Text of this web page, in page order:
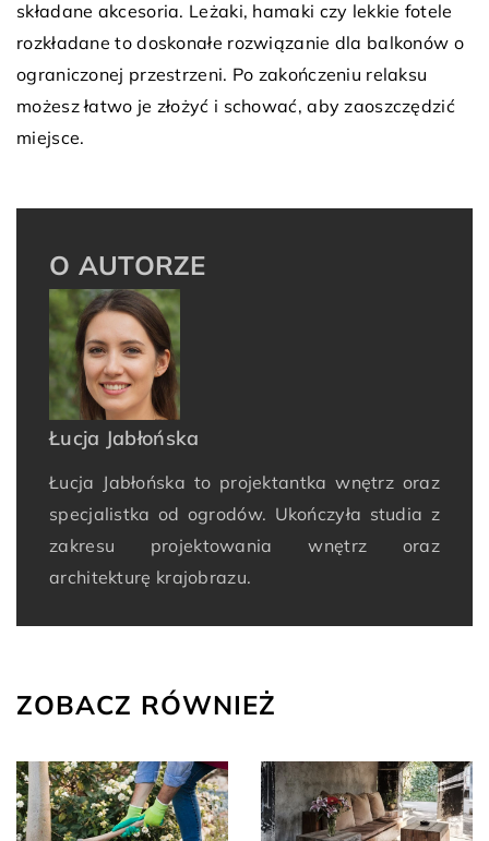
składane akcesoria. Leżaki, hamaki czy lekkie fotele
rozkładane to doskonałe rozwiązanie dla balkonów o
ograniczonej przestrzeni. Po zakończeniu relaksu
możesz łatwo je złożyć i schować, aby zaoszczędzić
miejsce.
O AUTORZE
Łucja Jabłońska
Łucja Jabłońska to projektantka wnętrz oraz
specjalistka od ogrodów. Ukończyła studia z
zakresu projektowania wnętrz oraz
architekturę krajobrazu.
ZOBACZ RÓWNIEŻ